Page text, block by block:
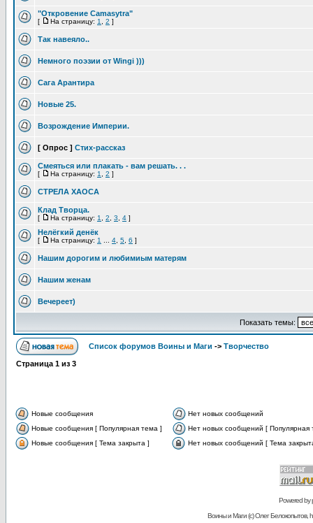
"Откровение Camasytra"
[ На страницу: 1 2 ]
Так навеяло..
Немного поэзии от Wingi )))
Сага Арантира
Новые 25.
Возрождение Империи.
[ Опрос ] Стих-рассказ
Смеяться или плакать - вам решать. . .
[ На страницу: 1 2 ]
СТРЕЛА ХАОСА
Клад Творца.
[ На страницу: 1 2 3 4 ]
Нелёгкий денёк
[ На страницу: 1 4 5 6 ]
Нашим дорогим и любимиым матерям
Нашим женам
Вечереет)
Показать темы:
Список форумов Воины и Маги -> Творчество
Страница 1 из 3
Новые сообщения
Нет новых сообщений
Новые сообщения [ Популярная тема ]
Нет новых сообщений [ Популярная
Новые сообщения [ Тема закрыта ]
Нет новых сообщений [ Тема
Powered by
Воины и Маги (c) Олег Белокопытов,